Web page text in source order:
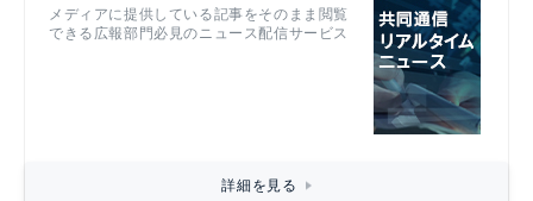
メディアに提供している記事をそのまま閲覧
できる広報部門必見のニュース配信サービス
詳細を見る